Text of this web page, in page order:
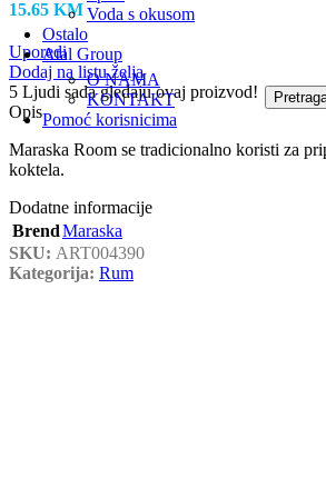
Voda s okusom
Ostalo
Atal Group
O NAMA
KONTAKT
Pomoć korisnicima
15.65 KM
Uporedi
Dodaj na listu želja
5 Ljudi sada gledaju ovaj proizvod!
Opis
Maraska Room se tradicionalno koristi za
koktela.
Dodatne informacije
BrendMaraska
SKU: ART004390
Kategorija: Rum